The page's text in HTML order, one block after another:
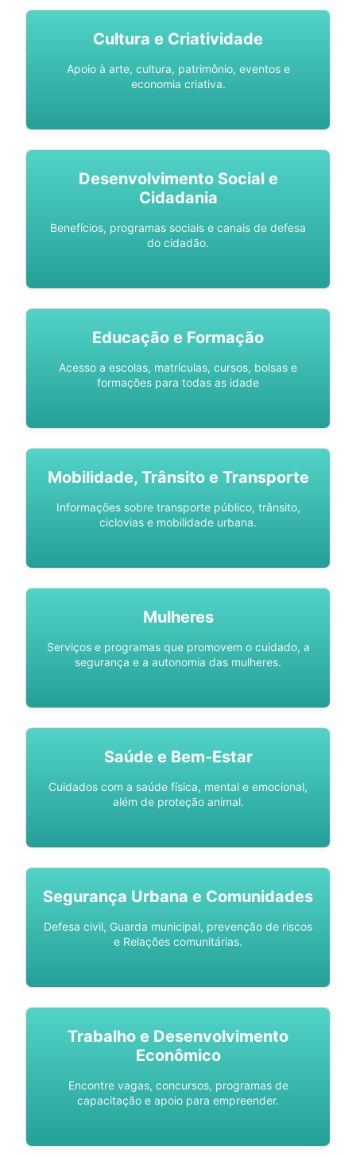
Cultura e Criatividade
Apoio à arte, cultura, patrimônio, eventos e
economia criativa.
Desenvolvimento Social e
Cidadania
Benefícios, programas sociais e canais de defesa
do cidadão.
Educação e Formação
Acesso a escolas, matrículas, cursos, bolsas e
formações para todas as idade
Mobilidade, Trânsito e Transporte
Informações sobre transporte público, trânsito,
ciclovias e mobilidade urbana.
Mulheres
Serviços e programas que promovem o cuidado, a
segurança e a autonomia das mulheres.
Saúde e Bem-Estar
Cuidados com a saúde física, mental e emocional,
além de proteção animal.
Segurança Urbana e Comunidades
Defesa civil, Guarda municipal, prevenção de riscos
e Relações comunitárias.
Trabalho e Desenvolvimento
Econômico
Encontre vagas, concursos, programas de
capacitação e apoio para empreender.